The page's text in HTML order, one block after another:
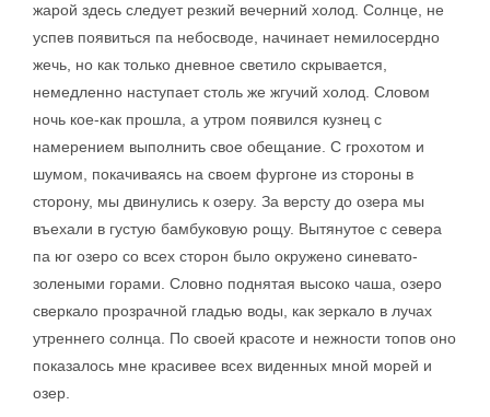
жарой здесь следует резкий вечерний холод. Солнце, не
успев появиться па небосводе, начинает немилосердно
жечь, но как только дневное светило скрывается,
немедленно наступает столь же жгучий холод. Словом
ночь кое-как прошла, а утром появился кузнец с
намерением выполнить свое обещание. С грохотом и
шумом, покачиваясь на своем фургоне из стороны в
сторону, мы двинулись к озеру. За версту до озера мы
въехали в густую бамбуковую рощу. Вытянутое с севера
па юг озеро со всех сторон было окружено синевато-
золеными горами. Словно поднятая высоко чаша, озеро
сверкало прозрачной гладью воды, как зеркало в лучах
утреннего солнца. По своей красоте и нежности топов оно
показалось мне красивее всех виденных мной морей и
озер.